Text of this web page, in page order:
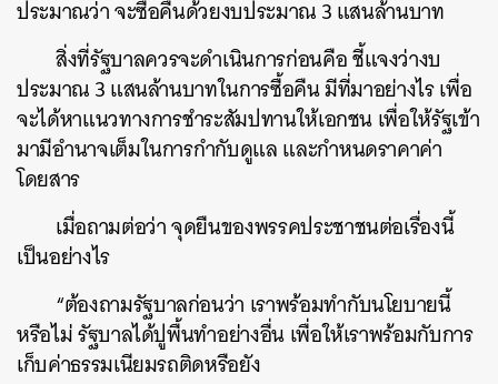
ประมาณว่า จะซื้อคืนด้วยงบประมาณ 3 แสนล้านบาท
สิ่งที่รัฐบาลควรจะดำเนินการก่อนคือ ชี้แจงว่างบ
ประมาณ 3 แสนล้านบาทในการซื้อคืน มีที่มาอย่างไร เพื่อ
จะได้หาแนวทางการชำระสัมปทานให้เอกชน เพื่อให้รัฐเข้า
มามีอำนาจเต็มในการกำกับดูแล และกำหนดราคาค่า
โดยสาร
เมื่อถามต่อว่า จุดยืนของพรรคประชาชนต่อเรื่องนี้
เป็นอย่างไร
“ต้องถามรัฐบาลก่อนว่า เราพร้อมทำกับนโยบายนี้
หรือไม่ รัฐบาลได้ปูพื้นทำอย่างอื่น เพื่อให้เราพร้อมกับการ
เก็บค่าธรรมเนียมรถติดหรือยัง